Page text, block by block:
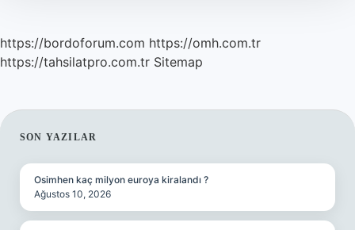
https://bordoforum.com https://omh.com.tr
https://tahsilatpro.com.tr Sitemap
SIDEBAR
SON YAZILAR
Osimhen kaç milyon euroya kiralandı ?
Ağustos 10, 2026